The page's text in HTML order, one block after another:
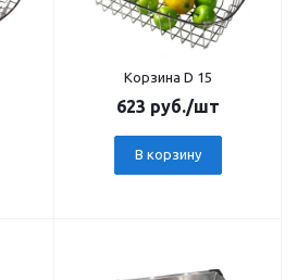
Корзина D 15
623 руб./шт
В корзину